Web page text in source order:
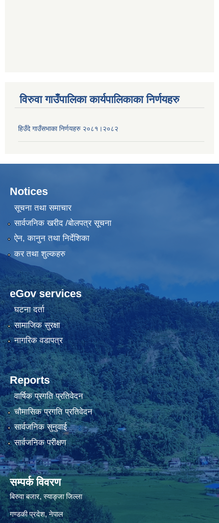
विरुवा गाउँपालिका कार्यपालिकाका निर्णयहरु
हिउँदे गाउँसभाका निर्णयहरु २०८१।२०८२
Notices
सूचना तथा समाचार
सार्वजनिक खरीद /बोलपत्र सूचना
ऐन, कानुन तथा निर्देशिका
कर तथा शुल्कहरु
eGov services
घटना दर्ता
सामाजिक सुरक्षा
नागरिक वडापत्र
Reports
वार्षिक प्रगति प्रतिवेदन
चौमासिक प्रगति प्रतिवेदन
सार्वजनिक सुनुवाई
सार्वजनिक परीक्षण
सम्पर्क विवरण
बिरुवा बजार, स्याङ्जा जिल्ला
गण्डकी प्रदेश, नेपाल